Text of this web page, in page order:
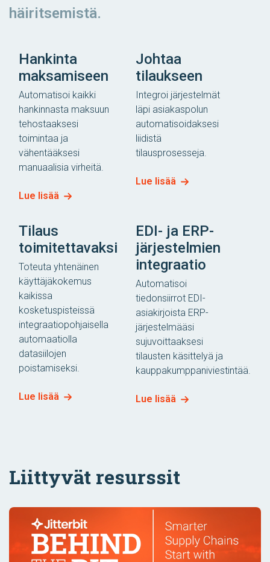
häiritsemistä.
Hankinta
maksamiseen
Automatisoi kaikki
hankinnasta maksuun
tehostaaksesi
toimintaa ja
vähentääksesi
manuaalisia virheitä.
Lue lisää
Johtaa
tilaukseen
Integroi järjestelmät
läpi asiakaspolun
automatisoidaksesi
liidistä
tilausprosesseja.
Lue lisää
Tilaus
toimitettavaksi
Toteuta yhtenäinen
käyttäjäkokemus
kaikissa
kosketuspisteissä
integraatiopohjaisella
automaatiolla
datasiilojen
poistamiseksi.
Lue lisää
EDI- ja ERP-
järjestelmien
integraatio
Automatisoi
tiedonsiirrot EDI-
asiakirjoista ERP-
järjestelmääsi
sujuvoittaaksesi
tilausten käsittelyä ja
kauppakumppaniviestintää.
Lue lisää
Liittyvät resurssit